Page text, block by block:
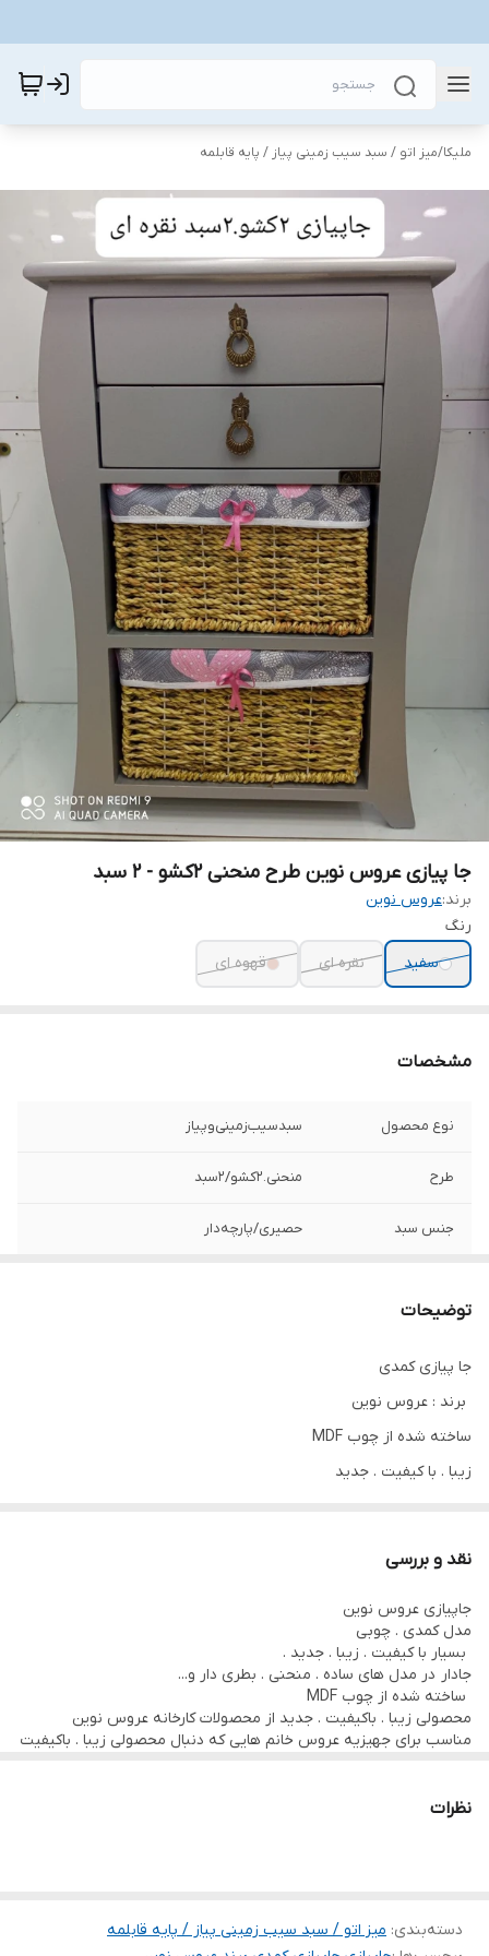
ملیکا/میز اتو / سبد سیب زمینی پیاز / پایه قابلمه
جا پیازی عروس نوین طرح منحنی ۲کشو - ۲ سبد
برند:عروس نوین
رنگ
سفید
نقره ای قهوه‌ ای
مشخصات
نوع محصول سبد‌سیب‌زمینی‌و‌پیاز
طرح منحنی‌.‌۲کشو‌/‌۲سبد
جنس سبد حصیری‌/پارچه‌دار
توضیحات
جا پیازی کمدی
برند : عروس نوین
ساخته شده از چوب MDF
زیبا . با کیفیت . جدید
نقد و بررسی
جاپیازی عروس نوین
مدل کمدی . چوبی
بسیار با کیفیت . زیبا . جدید .
جادار در مدل های ساده . منحنی . بطری دار و...
ساخته شده از چوب MDF
محصولی زیبا . باکیفیت . جدید از محصولات کارخانه عروس نوین
مناسب برای جهیزیه عروس خانم هایی که دنبال محصولی زیبا . باکیفیت
نظرات
دسته‌بندی: میز اتو / سبد سیب زمینی پیاز / پایه قابلمه